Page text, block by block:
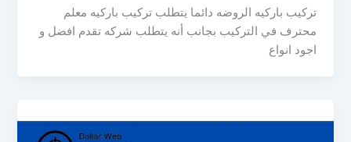
تركيب باركيه الروضه دائما يتطلب تركيب باركيه معلم
محترف في التركيب بجانب أنه يتطلب شركه تقدم افضل و
اجود انواع